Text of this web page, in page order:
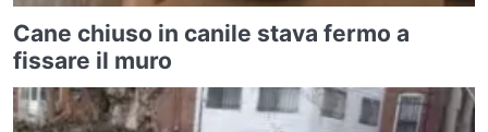
Cane chiuso in canile stava fermo a
fissare il muro